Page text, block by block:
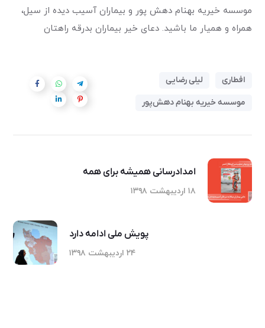
موسسه خیریه بهنام دهش پور و بیماران آسیب دیده از سیل،
همراه و همیار ما باشید. دعای خیر بیماران بدرقه راهتان
افطاری
لیلی رضایی
موسسه خیریه بهنام دهش‌پور
امدادرسانی همیشه برای همه
۱۸ اردیبهشت ۱۳۹۸
پویش ملی ادامه دارد
۲۴ اردیبهشت ۱۳۹۸